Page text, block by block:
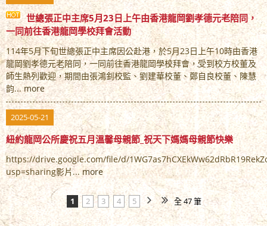
世總張正中主席5月23日上午由香港龍岡劉孝德元老陪同，
一同前往香港龍岡學校拜會活動
114年5月下旬世總張正中主席因公赴港，於5月23日上午10時由香港
龍岡劉孝德元老陪同，一同前往香港龍岡學校拜會，受到校方校董及
師生熱列歡迎，期間由張鴻釗校監、劉建華校董、鄭自良校董、陳慧
韵...more
2025-05-21
紐約龍岡公所慶祝五月溫馨母親節_祝天下媽媽母親節快樂
https://drive.google.com/file/d/
usp=sharing影片... more
1 2 3 4 5 全 47 筆